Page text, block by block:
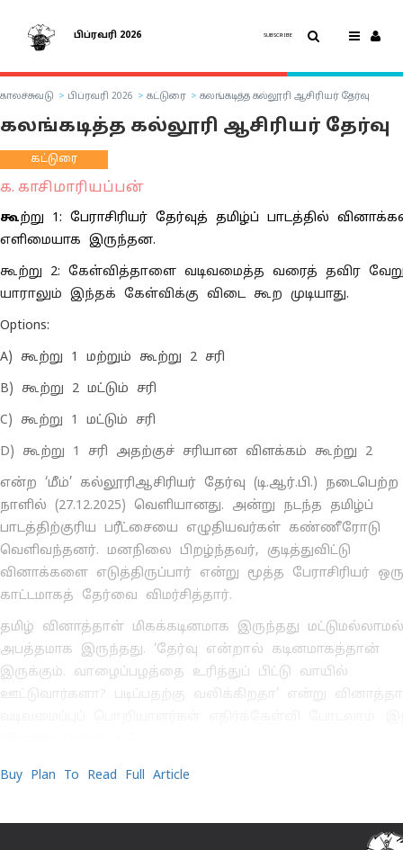
பிப்ரவரி 2026 SUBSCRIBE
காலச்சுவடு பிப்ரவரி 2026 கட்டுரை கலங்கடித்த கல்லூரி ஆசிரியர் தேர்வு
கலங்கடித்த கல்லூரி ஆசிரியர் தேர்வு
கட்டுரை
க. காசிமாரியப்பன்
கூற்று 1: பேராசிரியர் தேர்வுத் தமிழ்ப் பாடத்தில்
எளிமையாக இருந்தன.
கூற்று 2: கேள்வித்தாளை வடிவமைத்த வரைத் தவிர
யாராலும் இந்தக் கேள்விக்கு விடை கூற முடியாது.
Options:
A) கூற்று 1 மற்றும் கூற்று 2 சரி
B) கூற்று 2 மட்டும் சரி
C) கூற்று 1 மட்டும் சரி
D) கூற்று 1 சரி அதற்குச் சரியான விளக்கம் கூற்று 2
என்ற ‘மீம்’ கல்லூரிஆசிரியர் தேர்வு (டி.ஆர்.பி.) நடைபெற்ற
நாளில் (27.12.2025) வெளியானது. அன்று நடந்த தமிழ்ப்
பாடத்திற்குரிய பரீட்சையை எழுதியவர்கள் கண்ணீரோடு
வெளிவந்தனர். மனநிலை பிறழ்ந்தவர், குடித்துவிட்டு
வினாக்களை எடுத்திருப்பார் என்று மூத்த பேராசிரியர்
காட்டமாகத் தேர்வை விமர்சித்தார்.
தமிழ் வினாத்தாள் மிகக்கடினமாக இருந்தது மட்டுமல்லாமல்
அபத்தமாக இருந்தது. ‘தேர்வு என்றால் கடினமாகத்தான்
இருக்கும். வாழைப்பழத்தை உரித்துப் பிட்டு வாயில்
ஊட்டுவார்களா? படிப்பதற்கு வலிக்கிறதா’ என்று
Buy Plan To Read Full Article